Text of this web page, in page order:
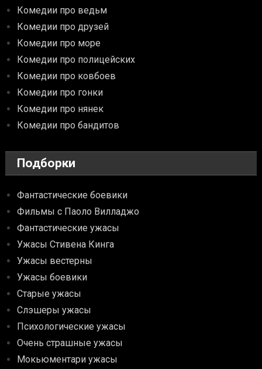
Комедии про ведьм
Комедии про друзей
Комедии про море
Комедии про полицейских
Комедии про ковбоев
Комедии про гонки
Комедии про нянек
Комедии про бандитов
Подборки
Фантастические боевики
Фильмы с Паоло Вилладжо
Фантастические ужасы
Ужасы Стивена Кинга
Ужасы вестерны
Ужасы боевики
Старые ужасы
Слэшеры ужасы
Психологические ужасы
Очень страшные ужасы
Мокьюментари ужасы